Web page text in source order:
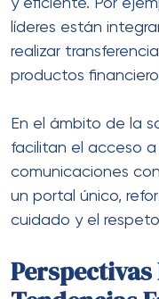
y eficiente. Por
líderes están
realizar
productos
En el ámbito de la
facilitan el acceso
comunicaciones
un portal único,
cuidado y el